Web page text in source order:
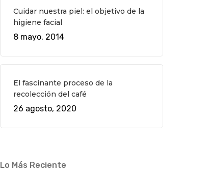
Cuidar nuestra piel: el objetivo de la
higiene facial
8 mayo, 2014
El fascinante proceso de la
recolección del café
26 agosto, 2020
Lo Más Reciente